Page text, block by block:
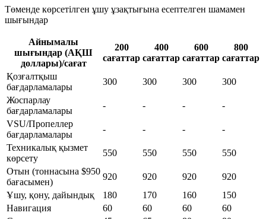
Төменде көрсетілген ұшу ұзақтығына есептелген шамамен
шығындар
Айнымалы
шығындар (АҚШ
доллары)/сағат
200
сағаттар
400
сағаттар
600
сағаттар
800
сағаттар
Қозғалтқыш
бағдарламалары
300 300 300
300
Жоспарлау
бағдарламалары
- - -
-
VSU/Пропеллер
бағдарламалары
- - -
-
Техникалық қызмет
көрсету
550 550 550
550
Отын (тоннасына $950
бағасымен)
920 920 920
920
Ұшу, қону, дайындық
180 170 160
150
Навигация
60 60 60
60